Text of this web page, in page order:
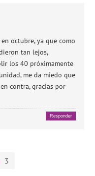
octubre, ya que como
tan lejos,
los 40 próximamente
me da miedo que
contra, gracias por
Responder
3